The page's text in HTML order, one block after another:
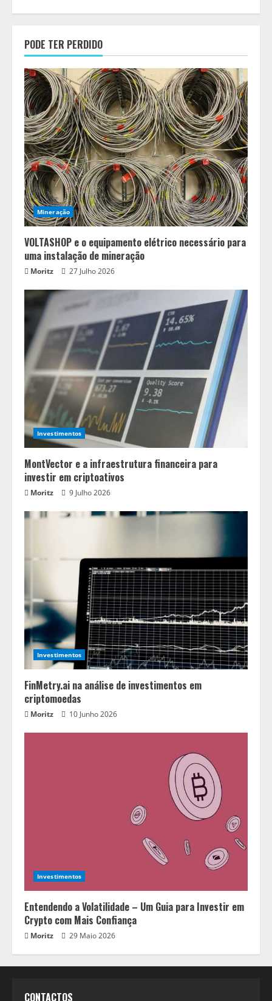
PODE TER PERDIDO
Mineração
VOLTASHOP e o equipamento elétrico necessário para
uma instalação de mineração
Moritz 27 Julho 2026
Investimentos
MontVector e a infraestrutura financeira para
investir em criptoativos
Moritz 9 Julho 2026
Investimentos
FinMetry.ai na análise de investimentos em
criptomoedas
Moritz 10 Junho 2026
Investimentos
Entendendo a Volatilidade – Um Guia para Investir em
Crypto com Mais Confiança
Moritz 29 Maio 2026
CONTACTOS